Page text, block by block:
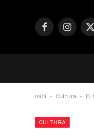
Facebook
X
Inici - Cultura - El
CULTURA